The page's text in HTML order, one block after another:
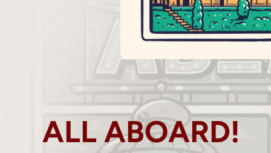
ALL ABOARD!